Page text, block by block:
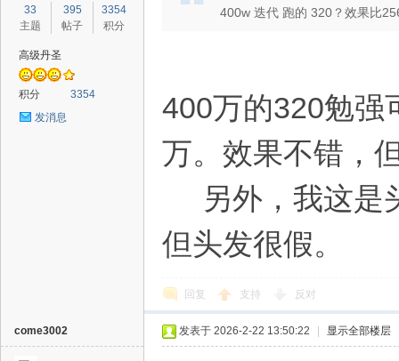
33
主题
395
帖子
3354
积分
高级丹圣
积分
3354
发消息
400w 迭代 跑的 320？效果比
400万的320勉强
万。效果不错，
另外，我这是
但头发很假。
回复 支持 反对
come3002 发表于 2026-2-22 13:50:22 显示全部楼层